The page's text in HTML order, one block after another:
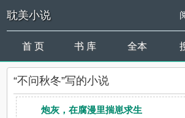
耽美小说
首 页 书 库 全本
“不问秋冬”写的小说
炮灰，在腐漫里揣崽求生